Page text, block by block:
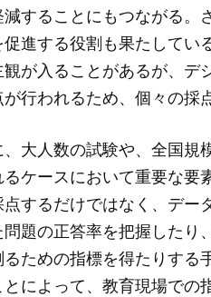
することにもつながる。
進する役割も果たしてい
が入ることがあるが、デ
行われるため、個々の採
、大人数の試験や、全国規
ケースにおいて重要な要
するだけではなく、デー
題の正答率を把握したり
ための指標を得たりする
によって、教育現場での